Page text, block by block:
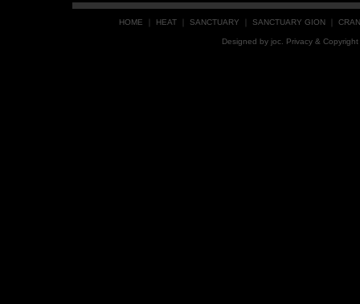
HOME HEAT SANCTUARY SANCTUARY GION
Designed by joc . Privacy &